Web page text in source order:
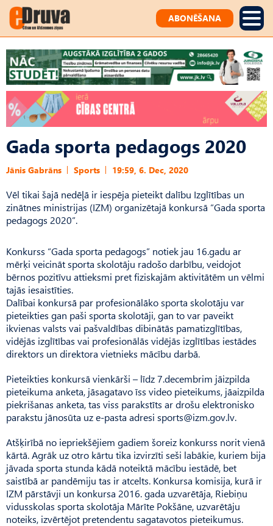
ABONĒŠANA
Gada sporta pedagogs 2020
Jānis Gabrāns Sports 19:59, 6. Dec, 2020
Vēl tikai šajā nedēļā ir iespēja pieteikt dalību Izglītības un
zinātnes ministrijas (IZM) organizētajā konkursā “Gada sporta
pedagogs 2020”.
Konkurss “Gada sporta pedagogs” notiek jau 16.gadu ar
mērķi veicināt sporta skolotāju radošo darbību, veidojot
bērnos pozitīvu attieksmi pret fiziskajām aktivitātēm un vēlmi
tajās iesaistīties.
Dalībai konkursā par profesi­onālāko sporta skolotāju var
pieteikties gan paši sporta skolotāji, gan to var paveikt
ikvienas valsts vai pašvaldības dibinātās pamat­izglītības,
vidējās izglītības vai profesionālās vidējās izglītības iestādes
direktors un direktora vietnieks mācību darbā.
Pieteikties konkursā vienkārši – līdz 7.decembrim jāizpilda
pieteikuma anketa, jāsagatavo īss video pieteikums, jāaizpilda
piekrišanas anketa, tas viss parakstīts ar drošu elektronisko
parakstu jānosūta uz e-pasta adresi sports@izm.gov.lv.
Atšķirībā no iepriekšējiem gadiem šoreiz konkurss norit vienā
kārtā. Agrāk uz otro kārtu tika izvirzīti seši labākie, kuriem bija
jāvada sporta stunda kādā noteiktā mācību iestādē, bet
saistībā ar pandēmiju tas ir atcelts. Konkursa komisija, kurā ir
IZM pārstāvji un konkursa 2016. gada uzvarētāja, Riebiņu
vidusskolas sporta skolotāja Mārīte Pokšāne, uzvarētāju
noteiks, izvērtējot pretendentu sagatavotos pieteikumus.